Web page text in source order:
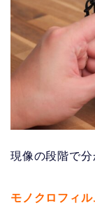
現像の段階で分
モノクロフィ